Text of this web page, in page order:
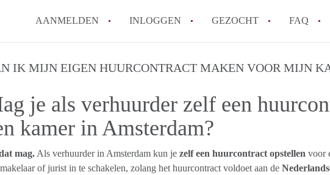
AANMELDEN INLOGGEN GEZOCHT FAQ
Wat is het puntensysteem voor een
Wat zijn de opzegtermijnen bij een kamer
Wat zijn de populairste zoektermen voor
betekent dit voor jou als zoeker?
Wat is een studentenkamer in Amsterdam?
Waarom geen bemiddelingskosten voor de
IK MIJN EIGEN HUURCONTRACT MAKEN VOOR MIJN
je als verhuurder zelf een
kamer in Amsterdam?
mag.Als verhuurder in Amsterdam kun je zelf een huurcontract opstellen voor
of jurist in te schakelen, zolang het huurcontract voldoet aan de